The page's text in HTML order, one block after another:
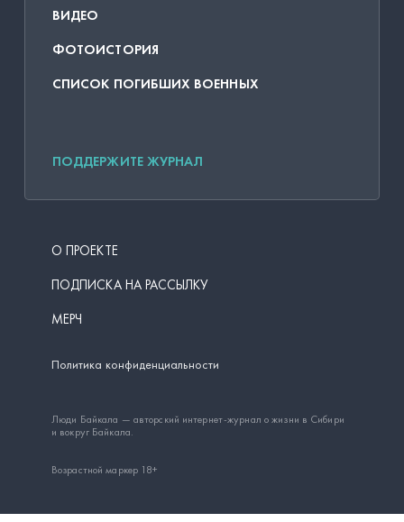
ВИДЕО
ФОТОИСТОРИЯ
СПИСОК ПОГИБШИХ ВОЕННЫХ
ПОДДЕРЖИТЕ ЖУРНАЛ
О ПРОЕКТЕ
ПОДПИСКА НА РАССЫЛКУ
МЕРЧ
Политика конфиденциальности
Люди Байкала — авторский интернет-журнал о жизни в Сибири
и вокруг Байкала.
Возрастной маркер 18+